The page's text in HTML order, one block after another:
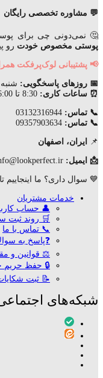
💬 مشاوره تخصصی رایگان
🤔 نمی‌دونی چی برای
پوستی مخصوص خودت رو
📢 پشتیبانی لوک‌پرفکت
📅 روزهای پاسخگویی:
⏰ ساعات کاری:
📞 تماس:
📞 تماس:
📌 ایران، اصفهان
📩 ایمیل:
💙 سوال داری؟ ما اینجاییم
خدمات مشتریان
👤 حساب
🛒 روند ثبت
📞 تماس با ما
❓پاسخ به
⚖ قوانین و
🔒 حفظ
📝 ثبت
شبکه‌های